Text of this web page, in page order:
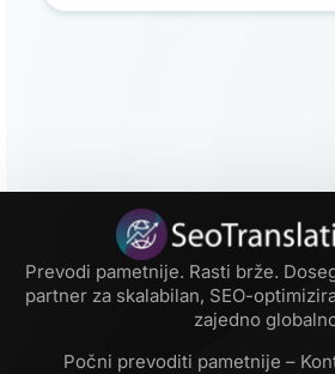
Prevodi pametnije. Rasti brže.
partner za skalabilan, SEO-
zajedno
Počni prevoditi pametnije –